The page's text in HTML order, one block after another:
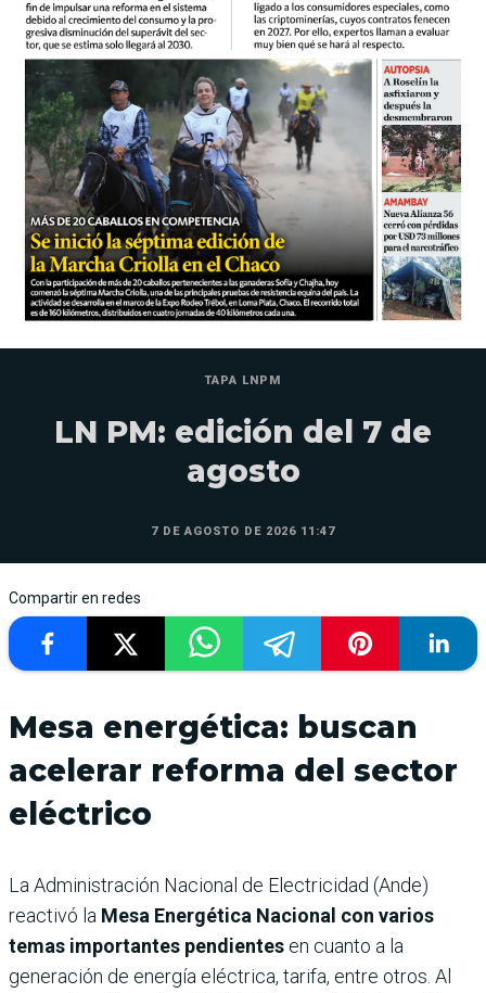
TAPA LNPM
LN PM: edición del 7 de
agosto
7 DE AGOSTO DE 2026 11:47
Compartir en redes
Mesa energética: buscan
acelerar reforma del sector
eléctrico
La Administración Nacional de Electricidad (Ande)
reactivó la Mesa Energética Nacional con varios
temas importantes pendientes en cuanto a la
generación de energía eléctrica, tarifa, entre otros. Al